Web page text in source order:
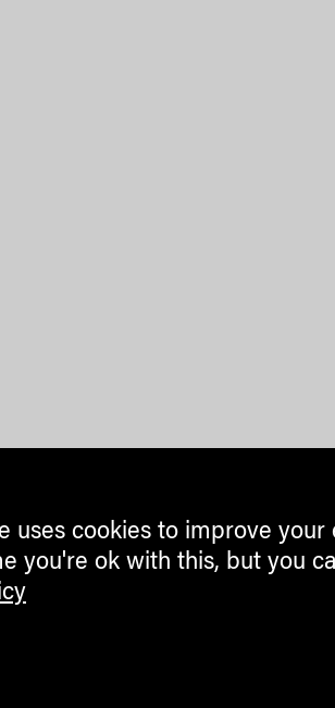
uses cookies to improve your
you're ok with this, but you